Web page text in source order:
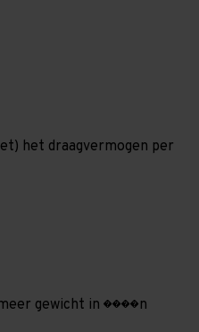
het draagvermogen per
gewicht in ����n